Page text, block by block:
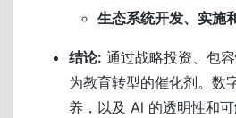
生态系统开发、实施
结论: 通过战略投资、包
为教育转型的催化剂。数
养，以及 Al 的透明性和可